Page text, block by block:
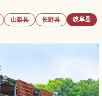
山梨县 长野县
岐阜县